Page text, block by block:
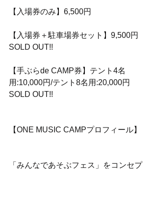
【入場券のみ】6,500円
【入場券＋駐車場券セット】9,500円
SOLD OUT!!
【手ぶらde CAMP券】テント4名
用:10,000円/テント8名用:20,000円
SOLD OUT!!
【ONE MUSIC CAMPプロフィール】
「みんなであそぶフェス」をコンセプ